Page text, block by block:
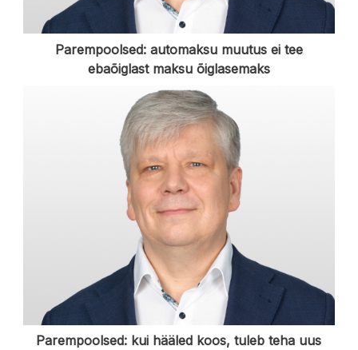
Parempoolsed: automaksu muutus ei tee
ebaõiglast maksu õiglasemaks
Parempoolsed: kui hääled koos, tuleb teha uus